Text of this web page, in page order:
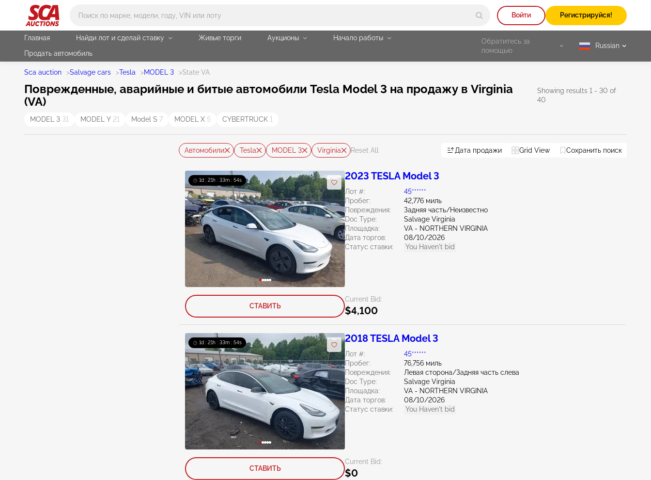
Войти Регистрируйся!
Главная Найди лот и сделай ставку Живые торги Аукционы
Начало работы
Продать автомобиль
Обратитесь за
помощью
selected
Russian
Sca auction >Salvage cars >Tesla >MODEL 3 >State VA
Поврежденные, аварийные и битые автомобили Tesla Model 3 на продажу в Virginia
(VA)
Showing results 1 - 30 of
40
MODEL 3 31 MODEL Y 21 Model S 7 MODEL X 5 CYBERTRUCK 1
Автомобили Tesla MODEL 3 Virginia Reset All Дата продажи Grid View Сохранить поиск
1d : 21h : 33m : 53s 2023 TESLA Model 3
Лот #:
45******
Пробег:
42,776 миль
Повреждения:
Задняя часть/Неизвестно
Doc Type:
Salvage Virginia
Площадка:
VA - NORTHERN VIRGINIA
Дата торгов:
08/10/2026
Статус ставки:
You Haven't bid
Current Bid:
$4,100
СТАВИТЬ
1d : 21h : 33m : 53s 2018 TESLA Model 3
Лот #:
45******
Пробег:
76,756 миль
Повреждения:
Левая сторона/Задняя часть слева
Doc Type:
Salvage Virginia
Площадка:
VA - NORTHERN VIRGINIA
Дата торгов:
08/10/2026
Статус ставки:
You Haven't bid
Current Bid:
$0
СТАВИТЬ